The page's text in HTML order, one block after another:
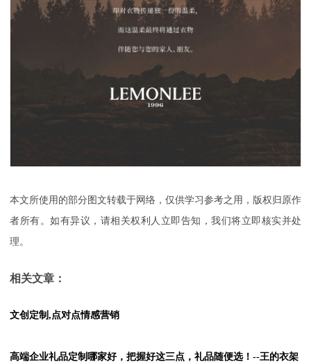
本文所使用的部分图文转载于网络，仅供学习参考之用，版权归原作
者所有。如有异议，请相关权利人立即告知，我们将立即核实并处
理。
相关文章：
文创定制,点对点情感营销
高端企业礼品定制哪家好，把握好这三点，礼品随便选！--王的衣架